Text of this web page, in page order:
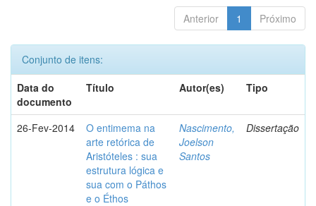
Anterior 1 Próximo
Conjunto de itens:
Data do
documento
Título Autor(es) Tipo
26-Fev-2014
O entimema na
arte retórica de
Aristóteles : sua
estrutura lógica e
sua com o Páthos
e o Éthos
Nascimento,
Joelson
Santos
Dissertação